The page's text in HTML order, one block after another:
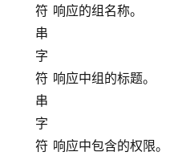
符
串
响应的组名称。
字
符
串
响应中组的标题。
字
符 响应中包含的权限。